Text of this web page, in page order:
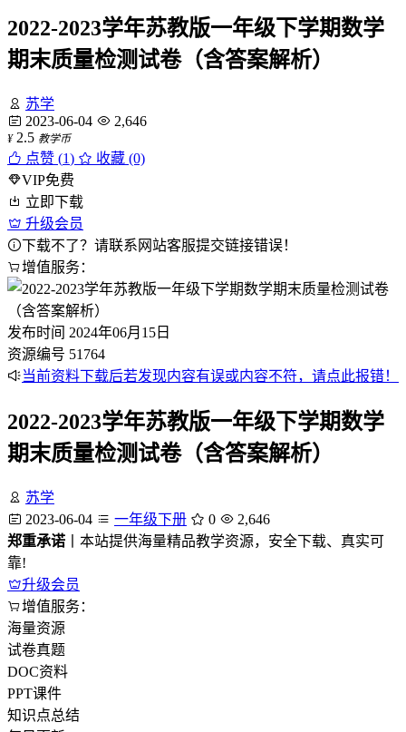
2022-2023学年苏教版一年级下学期数学
期末质量检测试卷（含答案解析）
苏学
2023-06-04
2,646
¥ 2.5 教学币
点赞 (1)
收藏 (0)
VIP免费
立即下载
升级会员
下载不了？请联系网站客服提交链接错误！
增值服务：
发布时间 2024年06月15日
资源编号 51764
当前资料下载后若发现内容有误或内容不符，请点此报错！
2022-2023学年苏教版一年级下学期数学
期末质量检测试卷（含答案解析）
苏学
2023-06-04
一年级下册 0
2,646
郑重承诺 丨本站提供海量精品教学资源，安全下载、真实可
靠!
升级会员
增值服务：
海量资源
试卷真题
DOC资料
PPT课件
知识点总结